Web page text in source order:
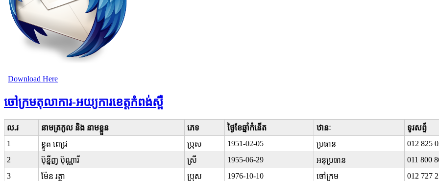
Download Here
ចៅក្រមតុលាការ-អយ្យការខេត្តកំពង់ស្ពឺ
ល.រ នាមត្រកូល និង នាមខ្លួន ភេទ ថ្ងៃខែឆ្នាំកំនើត ឋានៈ
ទូរសព្ទ័
1
ខ្លូត ពេជ្រ ប្រុស 1951-02-05 ប្រធាន
012 825
2
ប៊ុន្នីញ ប៊ុណ្ណារី ស្រី 1955-06-29 អនុប្រធាន
011 800
3
ម៉ែន រត្ថា ប្រុស 1976-10-10 ចៅក្រម
012 727